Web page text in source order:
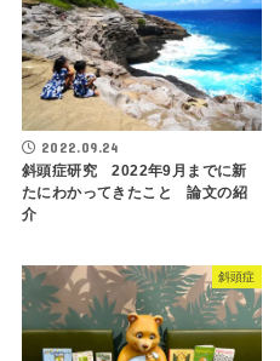
2022.09.24
斜頭症研究 2022年9月までに新
たにわかってきたこと 論文の紹
介
斜頭症